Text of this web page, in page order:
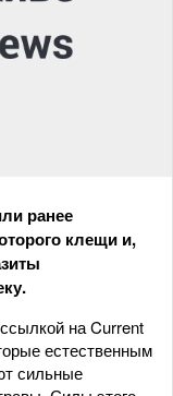
ранее
клещи и,
на Current
естественным
сильные